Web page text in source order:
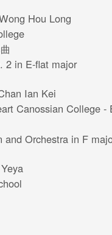
Hou Long
in E-flat major
Ian Kei
Canossian College -
Orchestra in F